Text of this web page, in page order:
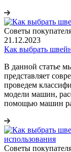
Советы
21.12.2023
Как выбрать
В данной статье
представляет
проведем
модели машин,
помощью машин
Советы